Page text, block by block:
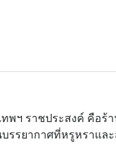
เทพฯ ราชประสงค์ คื
รรยากาศที่หรูหราแ